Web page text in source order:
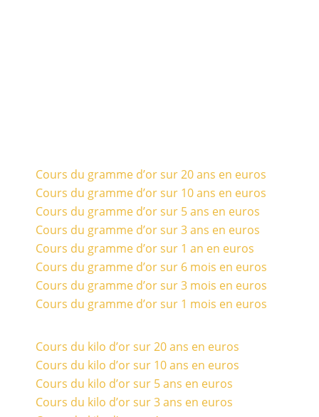
Cours du gramme d’or sur 20 ans en euros
Cours du gramme d’or sur 10 ans en euros
Cours du gramme d’or sur 5 ans en euros
Cours du gramme d’or sur 3 ans en euros
Cours du gramme d’or sur 1 an en euros
Cours du gramme d’or sur 6 mois en euros
Cours du gramme d’or sur 3 mois en euros
Cours du gramme d’or sur 1 mois en euros
Cours du kilo d’or sur 20 ans en euros
Cours du kilo d’or sur 10 ans en euros
Cours du kilo d’or sur 5 ans en euros
Cours du kilo d’or sur 3 ans en euros